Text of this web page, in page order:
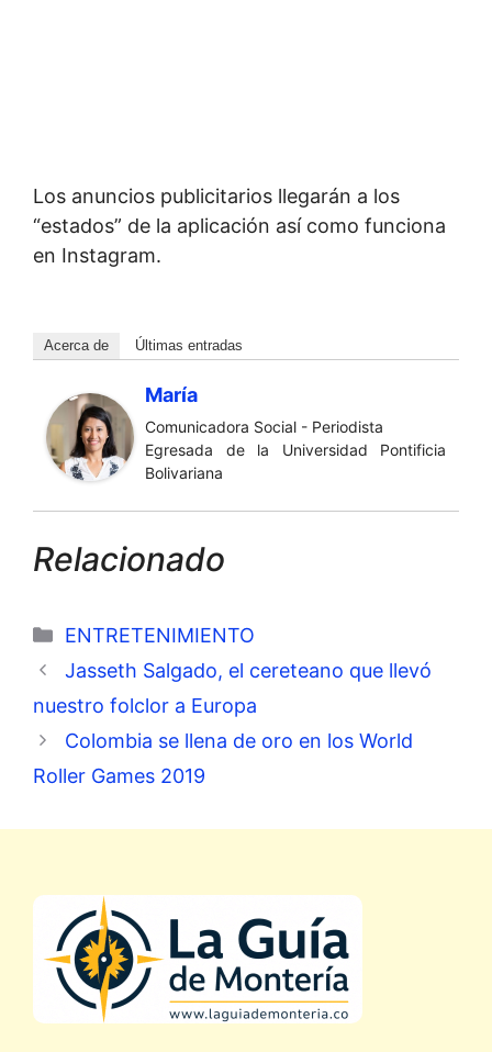
Los anuncios publicitarios llegarán a los
“estados” de la aplicación así como funciona
en Instagram.
Acerca de Últimas entradas
María
Comunicadora Social - Periodista
Egresada de la Universidad Pontificia
Bolivariana
Relacionado
Categorías
ENTRETENIMIENTO
Jasseth Salgado, el cereteano que llevó
nuestro folclor a Europa
Colombia se llena de oro en los World
Roller Games 2019